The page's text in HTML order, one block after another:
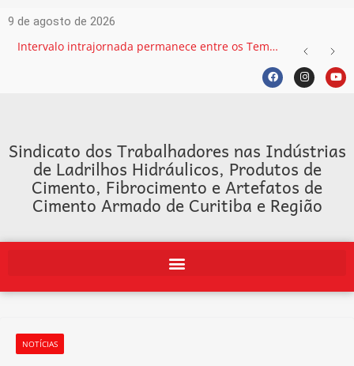
9 de agosto de 2026
Intervalo intrajornada permanece entre os Temas mais recorrentes na Justiça do Trabalho e exige atenção das empresas
Sindicato dos Trabalhadores nas Indústrias
de Ladrilhos Hidráulicos, Produtos de
Cimento, Fibrocimento e Artefatos de
Cimento Armado de Curitiba e Região
NOTÍCIAS